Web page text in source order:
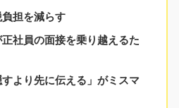
担を減らす
社員の面接を乗り越えるた
より先に伝える」がミスマ